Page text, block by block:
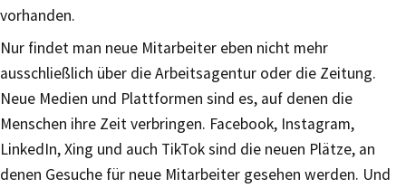
vorhanden.
Nur findet man neue Mitarbeiter eben nicht mehr
ausschließlich über die Arbeitsagentur oder die Zeitung.
Neue Medien und Plattformen sind es, auf denen die
Menschen ihre Zeit verbringen. Facebook, Instagram,
LinkedIn, Xing und auch TikTok sind die neuen Plätze, an
denen Gesuche für neue Mitarbeiter gesehen werden. Und